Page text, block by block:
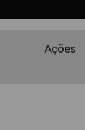
Ações